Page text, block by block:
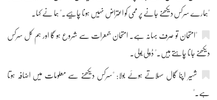
"ہمارے سرکس دیکھنے جانے پر ممی کو اعتراض نہیں ہونا چاہیے۔" ہما نے کہا۔
"امتحان تو صرف بہانہ ہے۔ امتحان جمعرات سے شروع ہو گا اور ہم کل سرکس
دیکھنے جانا چاہتے ہیں۔" ڈولی بولی۔
شہیر اپنا گال سہلاتے ہوئے بولا: "سرکس دیکھنے سے معلومات میں اضافہ ہوتا
ہے۔"